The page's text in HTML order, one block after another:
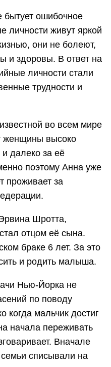
ошибочное
личности живут яркой
они не болеют,
и здоровы. В ответ на
личности стали
трудности и
во всем мире
женщины высоко
и далеко за её
поэтому Анна уже
проживает за
Шротта,
отцом её сына.
браке 6 лет. За это
и родить малыша.
Нью-Йорка не
по поводу
мальчик достиг
начала переживать
Вначале
списывали на